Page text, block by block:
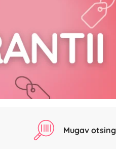
Mugav otsing